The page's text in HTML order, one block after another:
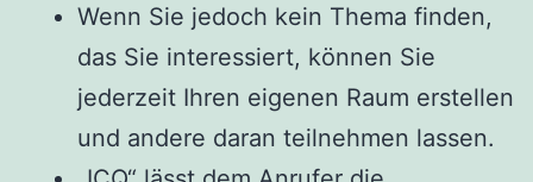
Wenn Sie jedoch kein Thema finden,
das Sie interessiert, können Sie
jederzeit Ihren eigenen Raum erstellen
und andere daran teilnehmen lassen.